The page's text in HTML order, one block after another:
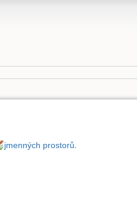
jmenných prostorů.